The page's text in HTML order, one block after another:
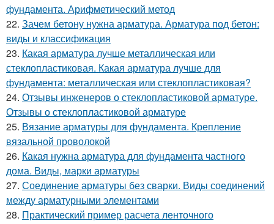
фундамента. Арифметический метод
22. Зачем бетону нужна арматура. Арматура под бетон:
виды и классификация
23. Какая арматура лучше металлическая или
стеклопластиковая. Какая арматура лучше для
фундамента: металлическая или стеклопластиковая?
24. Отзывы инженеров о стеклопластиковой арматуре.
Отзывы о стеклопластиковой арматуре
25. Вязание арматуры для фундамента. Крепление
вязальной проволокой
26. Какая нужна арматура для фундамента частного
дома. Виды, марки арматуры
27. Соединение арматуры без сварки. Виды соединений
между арматурными элементами
28. Практический пример расчета ленточного